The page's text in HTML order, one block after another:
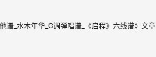
谱_水木年华_G调弹唱谱_《启程》六线谱》文章